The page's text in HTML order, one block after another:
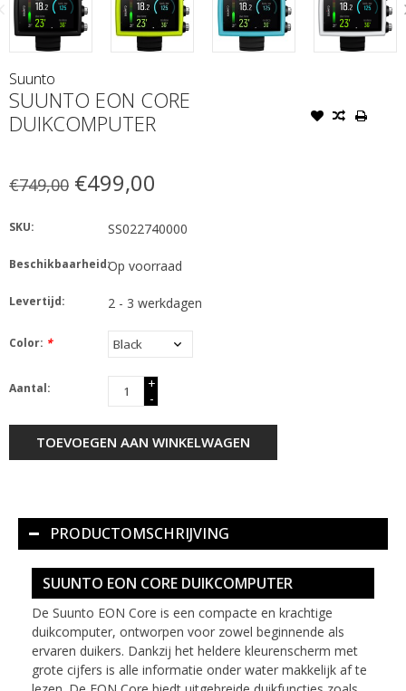
Suunto
SUUNTO EON CORE
DUIKCOMPUTER
€749,00 €499,00
SKU: SS022740000
Beschikbaarheid:Op voorraad
Levertijd: 2 - 3 werkdagen
Color: *
Aantal:
+
-
TOEVOEGEN AAN WINKELWAGEN
PRODUCTOMSCHRIJVING
SUUNTO EON CORE DUIKCOMPUTER
De Suunto EON Core is een compacte en krachtige
duikcomputer, ontworpen voor zowel beginnende als
ervaren duikers. Dankzij het heldere kleurenscherm met
grote cijfers is alle informatie onder water makkelijk af te